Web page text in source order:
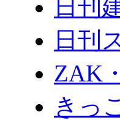
日刊
日刊
ZAK
きっ